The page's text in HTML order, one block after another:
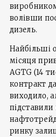
волівши
дизель.
Найбільші
місяця
AGTG (14
контракт
виходило,
підставили
ринку